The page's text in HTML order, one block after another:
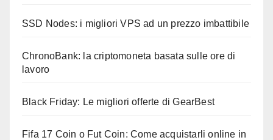
SSD Nodes: i migliori VPS ad un prezzo imbattibile
ChronoBank: la criptomoneta basata sulle ore di
lavoro
Black Friday: Le migliori offerte di GearBest
Fifa 17 Coin o Fut Coin: Come acquistarli online in